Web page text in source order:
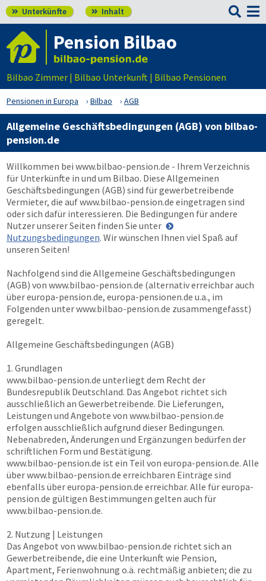
 Unterkünfte  Inhalt 
Pension Bilbao
Bilbao Zimmer | Bilbao Unterkunft | Bilbao Pensionen
Pensionen in Europa Bilbao AGB
Allgemeine Geschäftsbedingungen (AGB) von bilbao-
pension.de
Willkommen bei www.bilbao-pension.de - Ihrem Verzeichnis
für Unterkünfte in und um Bilbao. Diese Allgemeinen
Geschäftsbedingungen (AGB) sind für gewerbetreibende
Vermieter, die aufwww.bilbao-pension.de eingetragen sind
oder sich dafür interessieren. Die Bedingungen für andere
Nutzer unserer Seiten finden Sie unter
Nutzungsbedingungen. Wir wünschen Ihnen viel Spaß auf
unseren Seiten!
Nachfolgend sind die Allgemeine Geschäftsbedingungen
(AGB) von www.bilbao-pension.de (alternativ erreichbar auch
übereuropa-pension.de, europa-pensionen.de u.a., im
Folgenden unterwww.bilbao-pension.de zusammengefasst)
geregelt.
Allgemeine Geschäftsbedingungen (AGB)
1. Grundlagen
www.bilbao-pension.de unterliegt dem Recht der
Bundesrepublik Deutschland. Das Angebot richtet sich
ausschließlich an Gewerbetreibende. Die Lieferungen,
Leistungen und Angebote von www.bilbao-pension.de
erfolgen ausschließlich aufgrund dieser Bedingungen.
Nebenabreden, Änderungen und Ergänzungen bedürfen der
schriftlichen Form und Bestätigung.
www.bilbao-pension.de ist ein Teil von europa-pension.de. Alle
überwww.bilbao-pension.de erreichbaren Einträge sind
ebenfalls übereuropa-pension.de erreichbar. Alle füreuropa-
pension.de gültigen Bestimmungen gelten auch für
www.bilbao-pension.de.
2. Nutzung | Leistungen
Das Angebot von www.bilbao-pension.de richtet sich an
Gewerbetreibende, die eine Unterkunft wie Pension,
Apartment, Ferienwohnung o.ä. rechtmäßig anbieten; die zu